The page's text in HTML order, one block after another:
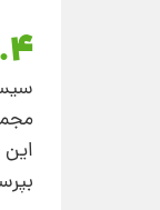
4. سیستم‌سازی